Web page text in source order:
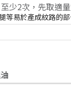
少2次，先取適
等易於產成紋路的